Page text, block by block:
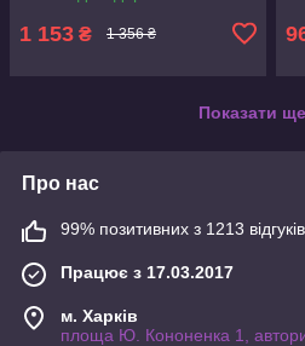
1 153 ₴ 1 356 ₴
Показати ще
Про нас
99% позитивних з 1213
Працює з 17.03.2017
м. Харків
площа Ю. Кононенка 1,